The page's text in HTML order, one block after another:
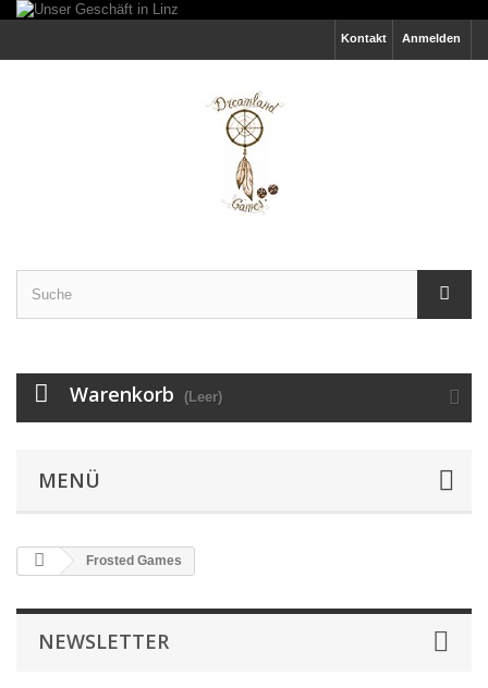
Anmelden
Kontakt
Warenkorb (Leer)
MENÜ
Frosted Games
NEWSLETTER